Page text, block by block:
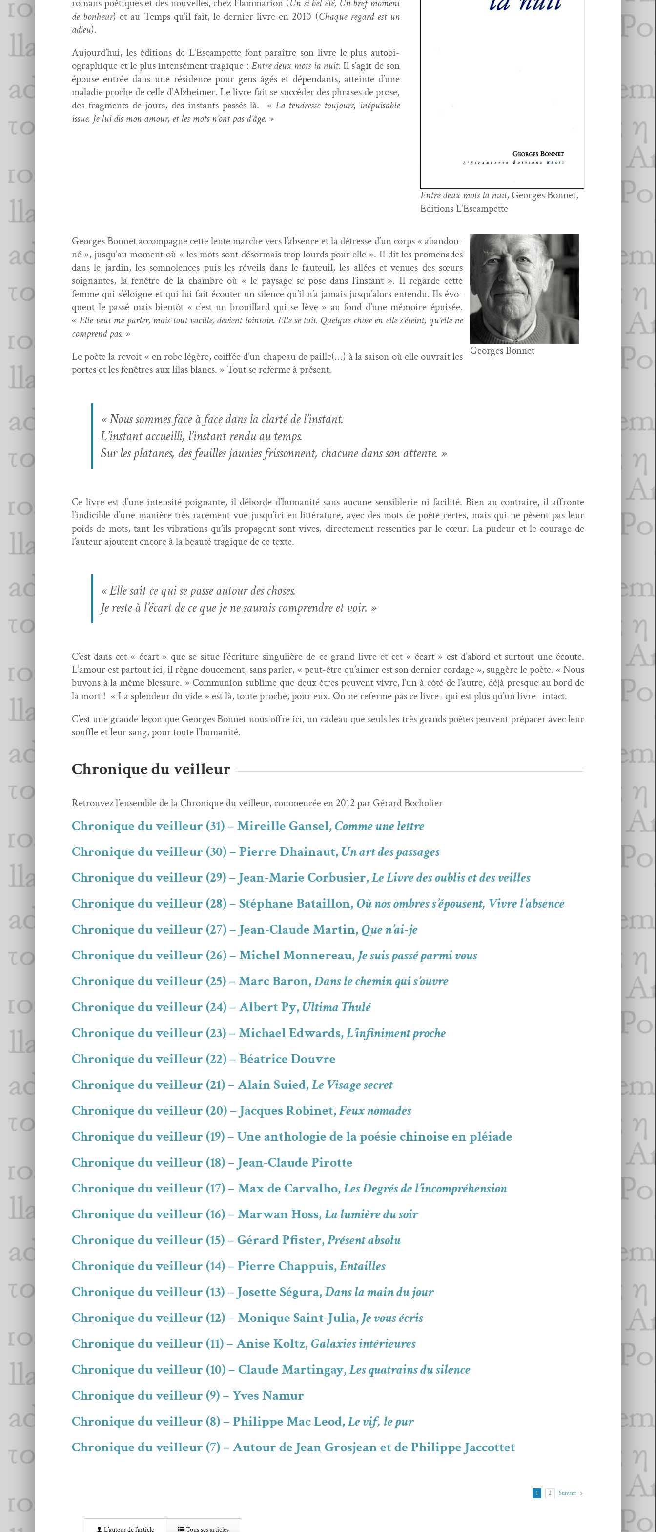
romans poé­tiques et des nou­velles, chez Flam­mar­i­on (Un si bel été, Un bref moment
de bon­heur) et au Temps qu’il fait, le dernier livre en 2010 (Chaque regard est un
adieu).
Aujourd’hui, les édi­tions de L’Escampette font paraître son livre le plus auto­bi­
ographique et le plus inten­sé­ment trag­ique : Entre deux mots la nuit. Il s’agit de son
épouse entrée dans une rési­dence pour gens âgés et dépen­dants, atteinte d’une
mal­adie proche de celle d’Alzheimer. Le livre fait se suc­céder des phras­es de prose,
des frag­ments de jours, des instants passés là. « La ten­dresse tou­jours, inépuis­able
issue. Je lui dis mon amour, et les mots n’ont pas d’âge. »
Entre deux mots la nuit, Georges Bon­net,
Edi­tions L’Escampette
Georges Bon­net
Georges Bon­net accom­pa­gne cette lente marche vers l’absence et la détresse d’un corps « aban­don­
né », jusqu’au moment où « les mots sont désor­mais trop lourds pour elle ». Il dit les prom­e­nades
dans le jardin, les som­no­lences puis les réveils dans le fau­teuil, les allées et venues des sœurs
soignantes, la fenêtre de la cham­bre où « le paysage se pose dans l’instant ». Il regarde cette
femme qui s’éloigne et qui lui fait écouter un silence qu’il n’a jamais jusqu’alors enten­du. Ils évo­
quent le passé mais bien­tôt « c’est un brouil­lard qui se lève » au fond d’une mémoire épuisée.
«Elle veut me par­ler, mais tout vac­ille, devient loin­tain. Elle se tait. Quelque chose en elle s’éteint, qu’elle ne
com­prend pas. »
Le poète la revoit « en robe légère, coif­fée d’un cha­peau de paille(…) à la sai­son où elle ouvrait les
portes et les fenêtres aux lilas blancs. » Tout se referme à présent.
« Nous sommes face à face dans la clarté de l’instant.
L’instant accueil­li, l’instant ren­du au temps.
Sur les pla­tanes, des feuilles jau­nies fris­son­nent, cha­cune dans son attente. »
Ce livre est d’une inten­sité poignante, il débor­de d’humanité sans aucune sen­si­b­lerie ni facil­ité. Bien au con­traire, il affronte
l’indicible d’une manière très rarement vue jusqu’ici en lit­téra­ture, avec des mots de poète certes, mais qui ne pèsent pas leur
poids de mots, tant les vibra­tions qu’ils propa­gent sont vives, directe­ment ressen­ties par le cœur. La pudeur et le courage de
l’auteur ajoutent encore à la beauté trag­ique de ce texte.
« Elle sait ce qui se passe autour des choses.
Je reste à l’écart de ce que je ne saurais com­pren­dre et voir. »
C’est dans cet « écart » que se situe l’écriture sin­gulière de ce grand livre et cet « écart » est d’abord et surtout une écoute.
L’amour est partout ici, il règne douce­ment, sans par­ler, « peut-être qu’aimer est son dernier cordage », sug­gère le poète. « Nous
buvons à la même blessure. » Com­mu­nion sub­lime que deux êtres peu­vent vivre, l’un à côté de l’autre, déjà presque au bord de
la mort ! « La splen­deur du vide » est là, toute proche, pour eux. On ne referme pas ce livre- qui est plus qu’un livre- intact.
C’est une grande leçon que Georges Bon­net nous offre ici, un cadeau que seuls les très grands poètes peu­vent pré­par­er avec leur
souf­fle et leur sang, pour toute l’humanité.
Chronique du veilleur
Retrou­vez l’ensem­ble de la Chronique du veilleur, com­mencée en 2012 par Gérard Bocholier
Chronique du veilleur (31) – Mireille Gansel,Comme une lettre
Chronique du veilleur (30) – Pierre Dhainaut,Un art des passages
Chronique du veilleur (29) – Jean-Marie Corbusier,Le Livre des oublis et des veilles
Chronique du veilleur (28) – Stéphane Bataillon,Où nos ombres s’épousent, Vivre l’absence
Chronique du veilleur (27) – Jean-Claude Martin,Que n’ai-je
Chronique du veilleur (26) – Michel Monnereau,Je suis passé parmi vous
Chronique du veilleur (25) – Marc Baron,Dans le chemin qui s’ouvre
Chronique du veilleur (24) – Albert Py,Ultima Thulé
Chronique du veilleur (23) – Michael Edwards,L’infiniment proche
Chronique du veilleur (22) – Béatrice Douvre
Chronique du veilleur (21) – Alain Suied,Le Visage secret
Chronique du veilleur (20) – Jacques Robinet,Feux nomades
Chronique du veilleur (19) – Une anthologie de la poésie chinoise en pléiade
Chronique du veilleur (18) – Jean-Claude Pirotte
Chronique du veilleur (17) – Max de Carvalho,Les Degrés de l’incompréhension
Chronique du veilleur (16) – Marwan Hoss,La lumière du soir
Chronique du veilleur (15) – Gérard Pfister,Présent absolu
Chronique du veilleur (14) – Pierre Chappuis,Entailles
Chronique du veilleur (13) – Josette Ségura,Dans la main du jour
Chronique du veilleur (12) – Monique Saint-Julia,Je vous écris
Chronique du veilleur (11) – Anise Koltz,Galaxies intérieures
Chronique du veilleur (10) – Claude Martingay,Les quatrains du silence
Chronique du veilleur (9) – Yves Namur
Chronique du veilleur (8) – Philippe Mac Leod,Le vif, le pur
Chronique du veilleur (7) – Autour de Jean Grosjean et de Philippe Jaccottet
1 2 Suiv­ant
L’au­teur de l’article Tous ses articles